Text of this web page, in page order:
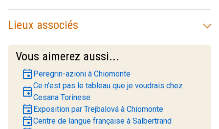
Lieux associés
Vous aimerez aussi...
event Peregrin-azioni à Chiomonte
eventCe n'est pas le tableau que je voudrais chez
Cesana Torinese
event Exposition par Trejbalová à Chiomonte
eventCentre de langue française à Salbertrand